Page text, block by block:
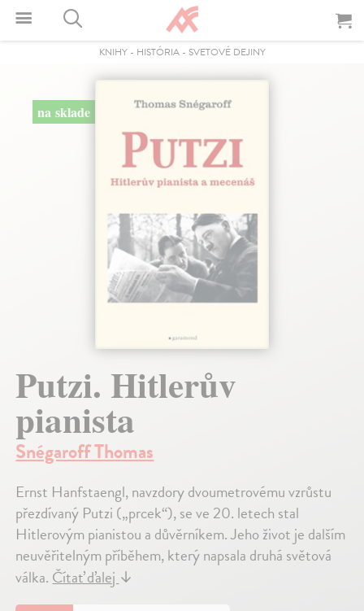
KNIHY- HISTÓRIA- SVETOVÉ DEJINY
na sklade
Putzi. Hitlerův
pianista
Snégaroff Thomas
Ernst Hanfstaengl, navzdory dvoumetrovému vzrůstu
přezdívaný Putzi („prcek“), se ve 20. letech stal
Hitlerovým pianistou a důvěrníkem. Jeho život je dalším
neuvěřitelným příběhem, který napsala druhá světová
válka. Čítať ďalej ↓